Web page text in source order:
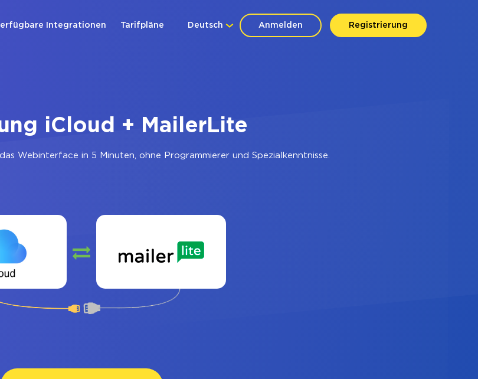
Anmelden Registrierung
Deutsch
Integrationen Tarifpläne
iCloud + MailerLite
Webinterface in 5 Minuten, ohne Programmierer und Spezialkenntnisse.